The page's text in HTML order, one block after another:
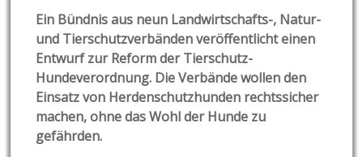
Ein Bündnis aus neun Landwirtschafts-, Natur-
und Tierschutzverbänden veröffentlicht einen
Entwurf zur Reform der Tierschutz-
Hundeverordnung. Die Verbände wollen den
Einsatz von Herdenschutzhunden rechtssicher
machen, ohne das Wohl der Hunde zu
gefährden.